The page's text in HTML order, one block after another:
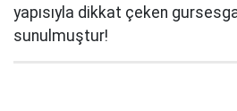
yapısıyla dikkat çeken
sunulmuştur!